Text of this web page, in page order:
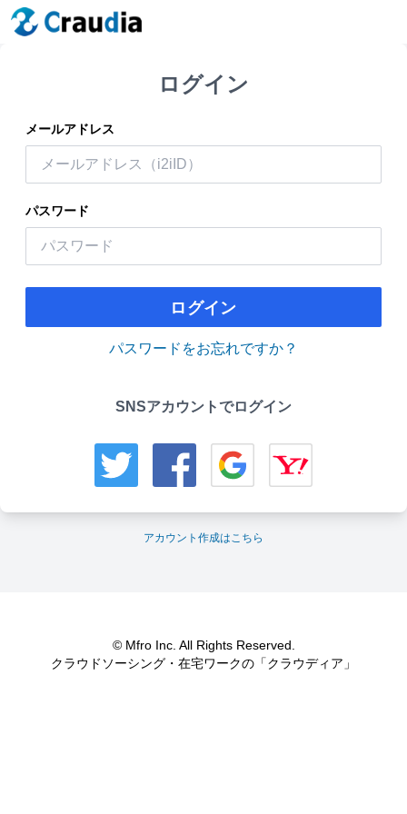
ログイン
メールアドレス
パスワード
ログイン
パスワードをお忘れですか？
SNSアカウントでログイン
アカウント作成はこちら
© Mfro Inc. All Rights Reserved.
クラウドソーシング・在宅ワークの「クラウディア」